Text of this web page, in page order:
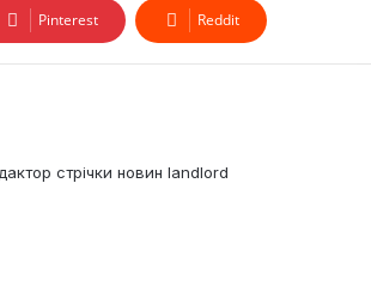
Pinterest Reddit
стрічки новин landlord